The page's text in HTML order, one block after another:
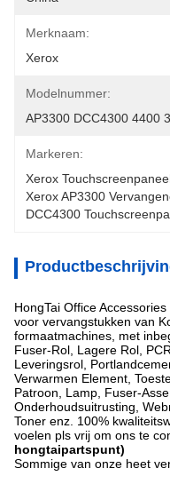
Merknaam:
Xerox
Modelnummer:
AP3300 DCC4300 4400
Markeren:
Xerox
Xerox AP3300
DCC4300
HongTai Office
voor vervangstukken van
formaatmachines, met
Fuser-Rol, Lagere Rol,
Leveringsrol,
Verwarmen Element,
Patroon, Lamp, Fuser-
Onderhoudsuitrusting,
Toner enz. 100%
voelen pls vrij om ons te
hongtaipartspunt)
Sommige van onze heet